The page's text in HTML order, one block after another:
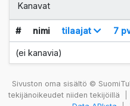
Kanavat
# nimi tilaajat 7
(ei kanavia)
Sivuston oma sisältö ©
tekijänoikeudet niiden tekijöillä